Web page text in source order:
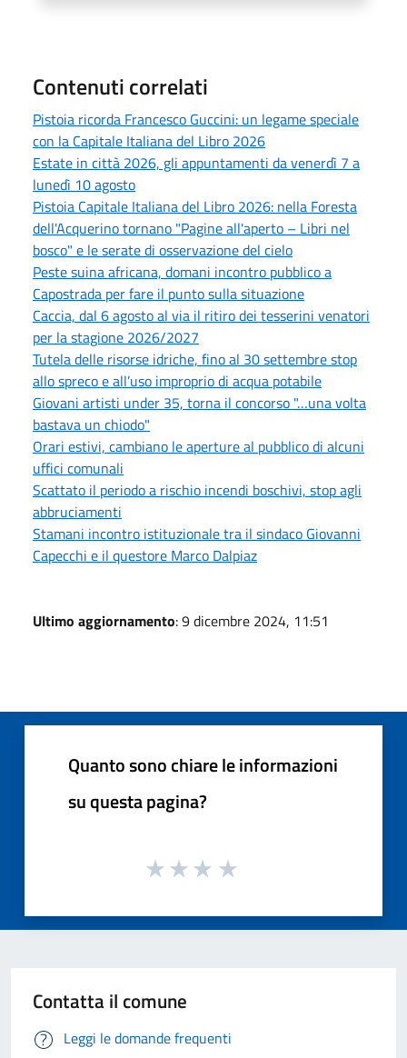
Contenuti correlati
Pistoia ricorda Francesco Guccini: un legame speciale
con la Capitale Italiana del Libro 2026
Estate in città 2026, gli appuntamenti da venerdì 7 a
lunedì 10 agosto
Pistoia Capitale Italiana del Libro 2026: nella Foresta
dell'Acquerino tornano "Pagine all'aperto – Libri nel
bosco" e le serate di osservazione del cielo
Peste suina africana, domani incontro pubblico a
Capostrada per fare il punto sulla situazione
Caccia, dal 6 agosto al via il ritiro dei tesserini venatori
per la stagione 2026/2027
Tutela delle risorse idriche, fino al 30 settembre stop
allo spreco e all’uso improprio di acqua potabile
Giovani artisti under 35, torna il concorso "…una volta
bastava un chiodo"
Orari estivi, cambiano le aperture al pubblico di alcuni
uffici comunali
Scattato il periodo a rischio incendi boschivi, stop agli
abbruciamenti
Stamani incontro istituzionale tra il sindaco Giovanni
Capecchi e il questore Marco Dalpiaz
Ultimo aggiornamento: 9 dicembre 2024, 11:51
Quanto sono chiare le informazioni
su questa pagina?
Contatta il comune
Leggi le domande frequenti